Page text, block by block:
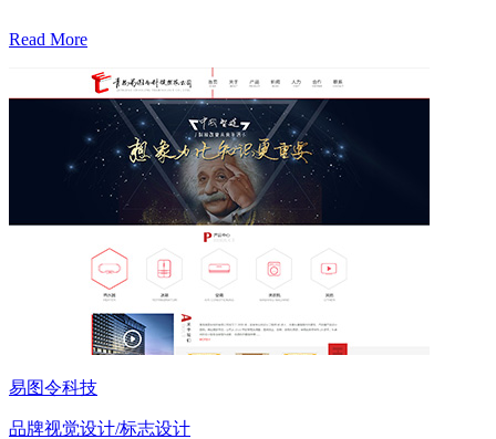
Read More
易图令科技
品牌视觉设计/标志设计